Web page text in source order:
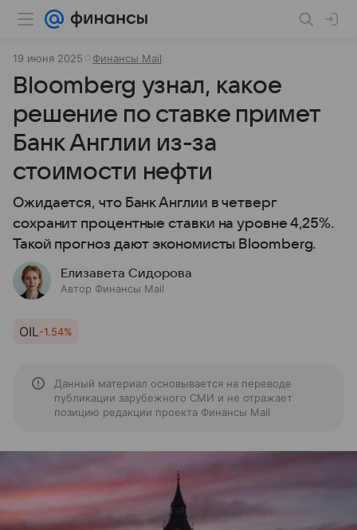
19 июня 2025 Финансы Mail
Bloomberg узнал, какое
решение по ставке примет
Банк Англии из-за
стоимости нефти
Ожидается, что Банк Англии в четверг
сохранит процентные ставки на уровне 4,25%.
Такой прогноз дают экономисты Bloomberg.
Елизавета Сидорова
Автор Финансы Mail
OIL-1.54%
Данный материал основывается на переводе
публикации зарубежного СМИ и не отражает
позицию редакции проекта Финансы Mail